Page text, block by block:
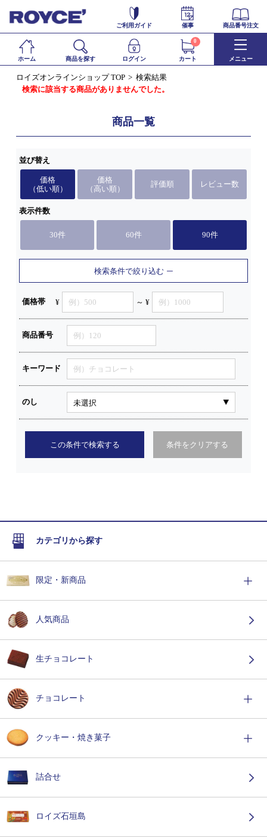
ご利用ガイド 催事 商品番号注文
ホーム 商品を探す ログイン カート
0
メニュー
ロイズオンラインショップ TOP
検索結果
検索に該当する商品がありませんでした。
商品一覧
並び替え
価格
（低い順）
価格
（高い順）
評価順 レビュー数
表示件数
30件 60件 90件
検索条件で絞り込む
価格帯 ¥ ～ ¥
商品番号
キーワード
のし
この条件で検索する 条件をクリアする
カテゴリから探す
限定・新商品
人気商品
生チョコレート
チョコレート
クッキー・焼き菓子
詰合せ
ロイズ石垣島